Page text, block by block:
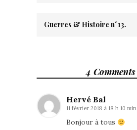
Guerres & Histoire n°13.
4 Comments
Hervé Bal
11 février 2018 à 18 h 10 min
Bonjour à tous